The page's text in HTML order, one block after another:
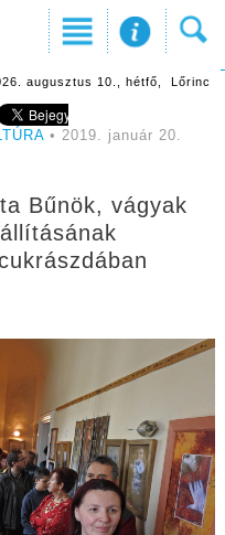
augusztus 10., hétfő, Lőrinc
• 2019. január 20.
Bűnök, vágyak